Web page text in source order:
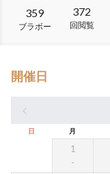
359
ブラボー
372
回閲覧
開催日
日 月
1